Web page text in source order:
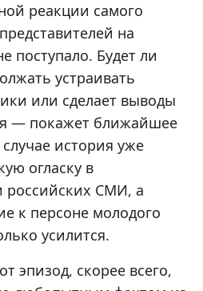
реакции самого
на
поступало. Будет ли
устраивать
или сделает выводы
— покажет ближайшее
история уже
огласку в
российских СМИ, а
к персоне молодого
усилится.
эпизод, скорее всего,